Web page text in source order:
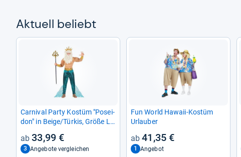
Aktu­ell beliebt
Car­ni­val Party Kostüm "Posei­
don" in Beige/Tür­kis, Größe L
33,99 €
3 Angebote vergleichen
Fun World Hawaii-​Kostüm
Urlau­ber
41,35 €
1 Angebot